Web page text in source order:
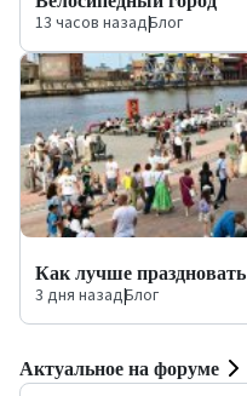
13 часов назад|Блог
Как лучше праздновать
3 дня назад|Блог
Актуальное на форуме